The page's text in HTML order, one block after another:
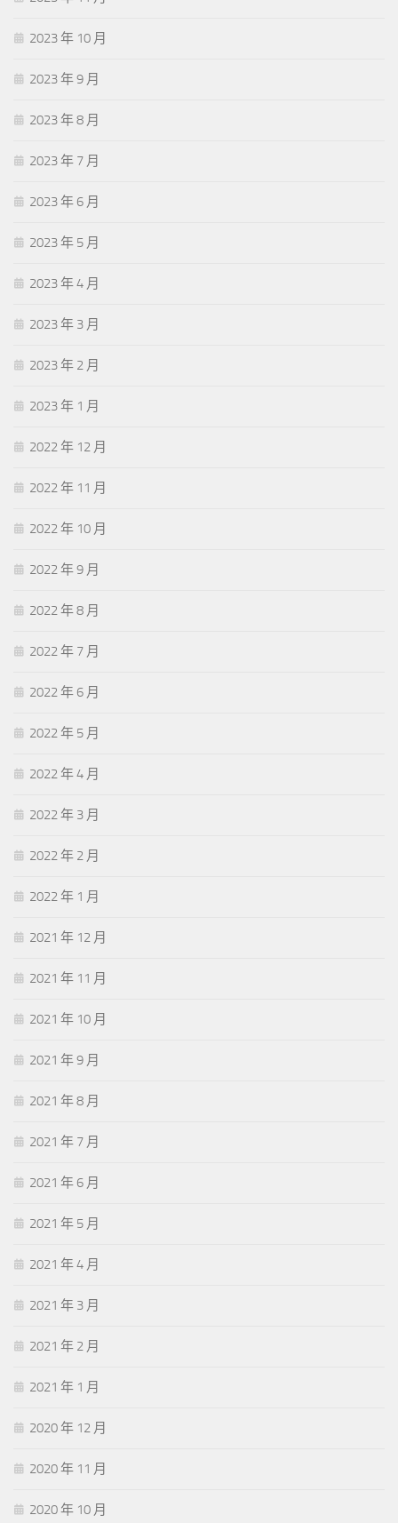
2023 年 10 月
2023 年 9 月
2023 年 8 月
2023 年 7 月
2023 年 6 月
2023 年 5 月
2023 年 4 月
2023 年 3 月
2023 年 2 月
2023 年 1 月
2022 年 12 月
2022 年 11 月
2022 年 10 月
2022 年 9 月
2022 年 8 月
2022 年 7 月
2022 年 6 月
2022 年 5 月
2022 年 4 月
2022 年 3 月
2022 年 2 月
2022 年 1 月
2021 年 12 月
2021 年 11 月
2021 年 10 月
2021 年 9 月
2021 年 8 月
2021 年 7 月
2021 年 6 月
2021 年 5 月
2021 年 4 月
2021 年 3 月
2021 年 2 月
2021 年 1 月
2020 年 12 月
2020 年 11 月
2020 年 10 月